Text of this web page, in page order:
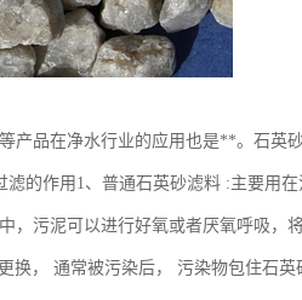
产品在净水行业的应用也是**。石英
的作用1、普通石英砂滤料 :主要用
，污泥可以进行好氧或者厌氧呼吸，
换， 通常被污染后， 污染物包住石英